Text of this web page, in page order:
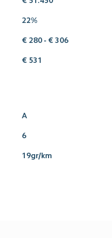
22%
€ 280 - € 306
€ 531
A
6
19gr/km